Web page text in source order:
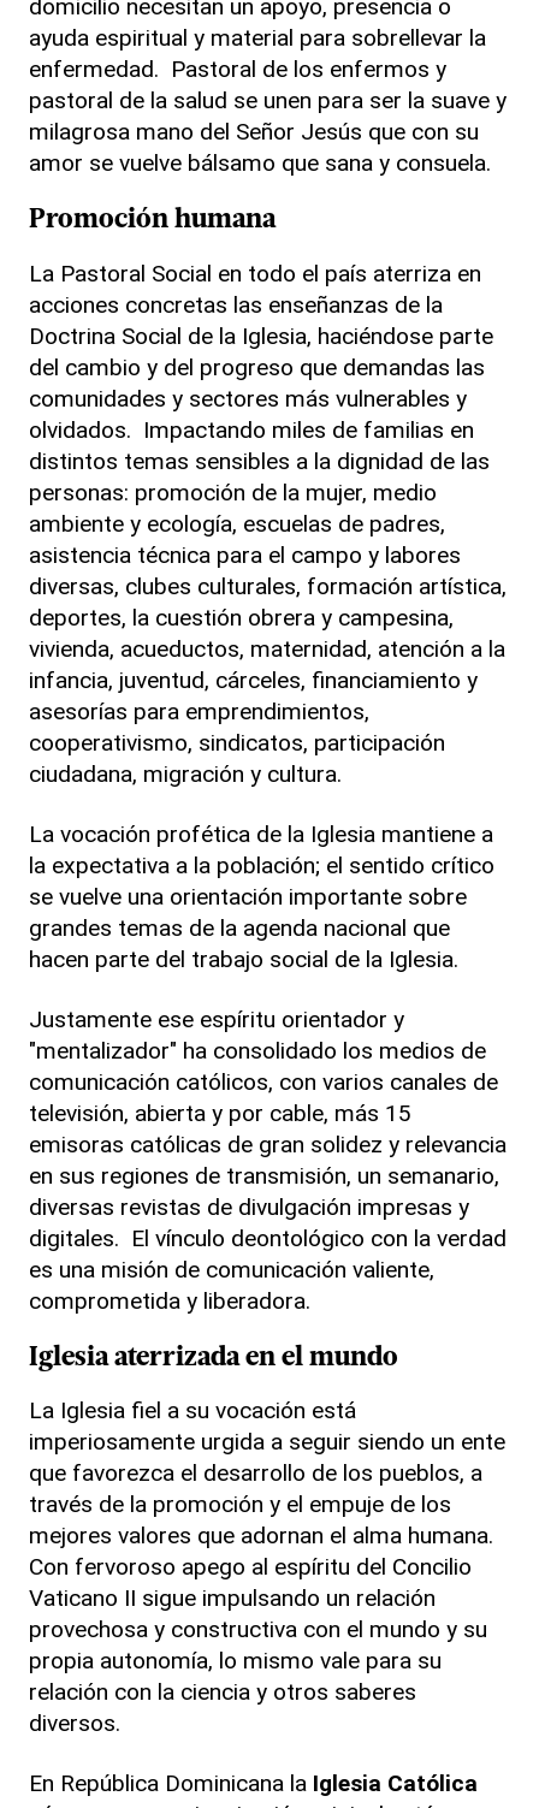
domicilio necesitan un apoyo, presencia o
ayuda espiritual y material para sobrellevar la
enfermedad. Pastoral de los enfermos y
pastoral de la salud se unen para ser la suave y
milagrosa mano del Señor Jesús que con su
amor se vuelve bálsamo que sana y consuela.
Promoción humana
La Pastoral Social en todo el país aterriza en
acciones concretas las enseñanzas de la
Doctrina Social de la Iglesia, haciéndose parte
del cambio y del progreso que demandas las
comunidades y sectores más vulnerables y
olvidados. Impactando miles de familias en
distintos temas sensibles a la dignidad de las
personas: promoción de la mujer, medio
ambiente y ecología, escuelas de padres,
asistencia técnica para el campo y labores
diversas, clubes culturales, formación artística,
deportes, la cuestión obrera y campesina,
vivienda, acueductos, maternidad, atención a la
infancia, juventud, cárceles, financiamiento y
asesorías para emprendimientos,
cooperativismo, sindicatos, participación
ciudadana, migración y cultura.
La vocación profética de la Iglesia mantiene a
la expectativa a la población; el sentido crítico
se vuelve una orientación importante sobre
grandes temas de la agenda nacional que
hacen parte del trabajo social de la Iglesia.
Justamente ese espíritu orientador y
"mentalizador" ha consolidado los medios de
comunicación católicos, con varios canales de
televisión, abierta y por cable, más 15
emisoras católicas de gran solidez y relevancia
en sus regiones de transmisión, un semanario,
diversas revistas de divulgación impresas y
digitales. El vínculo deontológico con la verdad
es una misión de comunicación valiente,
comprometida y liberadora.
Iglesia aterrizada en el mundo
La Iglesia fiel a su vocación está
imperiosamente urgida a seguir siendo un ente
que favorezca el desarrollo de los pueblos, a
través de la promoción y el empuje de los
mejores valores que adornan el alma humana.
Con fervoroso apego al espíritu del Concilio
Vaticano II sigue impulsando un relación
provechosa y constructiva con el mundo y su
propia autonomía, lo mismo vale para su
relación con la ciencia y otros saberes
diversos.
En República Dominicana la Iglesia Católica